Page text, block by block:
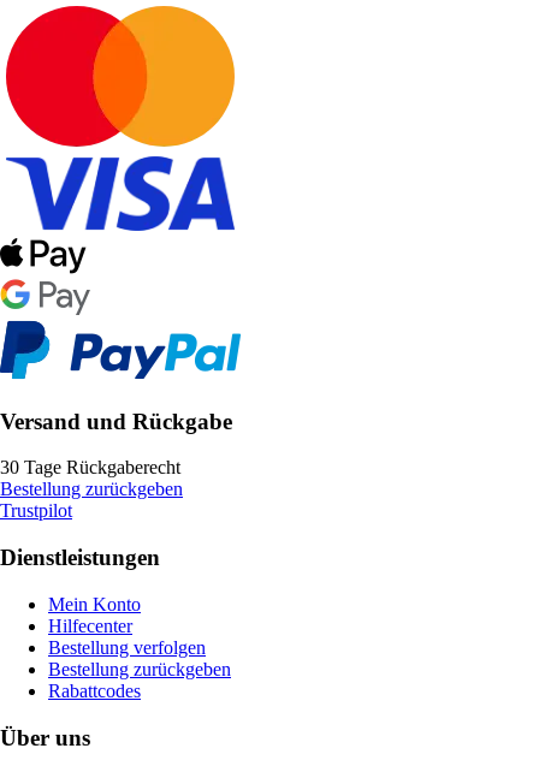
Versand und Rückgabe
30 Tage Rückgaberecht
Bestellung zurückgeben
Trustpilot
Dienstleistungen
Mein Konto
Hilfecenter
Bestellung verfolgen
Bestellung zurückgeben
Rabattcodes
Über uns